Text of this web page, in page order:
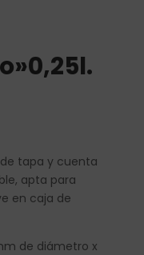
tapa y cuenta
apta para
en caja de
de diámetro x